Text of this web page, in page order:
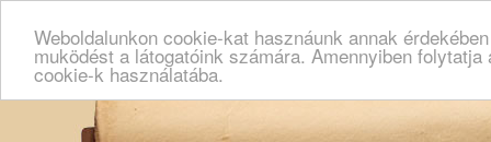
Weboldalunkon cookie-kat hasznáunk annak
muködést a látogatóink számára. Amennyiben
cookie-k használatába.